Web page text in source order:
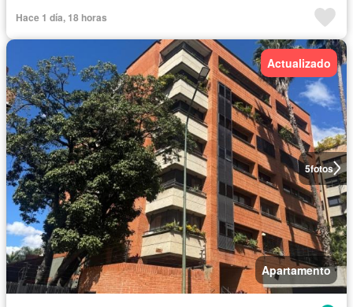
Hace 1 día, 18 horas
5fotos
Actualizado
Apartamento